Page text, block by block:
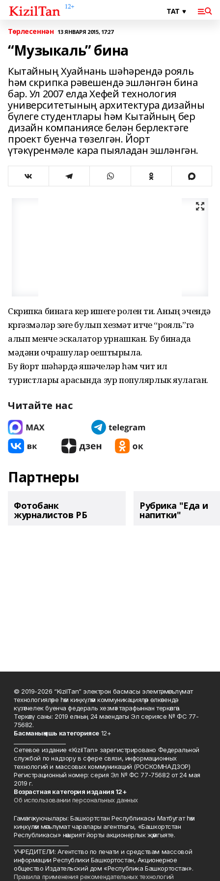
Төрлесеннән 13 ЯНВАРЯ 2015, 17:27
“Музыкаль” бина
Кытайның Хуайнань шәһәрендә рояль
һәм скрипка рәвешендә эшләнгән бина
бар. Ул 2007 елда Хефей технология
универ­си­тетының архитектура дизайны
бүлеге студентлары һәм Кытайның бер
дизайн компаниясе белән берлектәге
проект буенча төзелгән. Йорт
үтәкүренмәле кара пыяладан эшләнгән.
Скрипка бинага керү ишеге ролен үти. Аның эчендә
күргәзмәләр үзәге булып хезмәт итүче “рояль”гә
алып менүче эскалатор урнашкан. Бу бинада
мәдәни очрашулар оештырыла.
Бу йорт шәһәрдә яшәүчеләр һәм чит ил
туристлары арасында зур популярлык яулаган.
Читайте нас
Партнеры
Фотобанк
журналистов РБ
Рубрика "Еда и
напитки"
© 2019-2026 “KizilTan” электрон басмасы элемтә, мәгълүмат
технологияләре һәм киңкүләм коммуникацияләр өлкәсендә
күзәтчелек буенча федераль хезмәт тарафыннан теркәлгән.
Теркәлү саны: 2019 елның 24 маендагы Эл сериясе № ФС 77-
75682.
Басманың яшь категориясе12+
Сетевое издание «KizilTan» зарегистрировано Федеральной
службой по надзору в сфере связи, информационных
технологий и массовых коммуникаций (РОСКОМНАДЗОР)
Регистрационный номер: серия Эл № ФС 77-75682 от 24 мая
2019 г.
Возрастная категория издания 12+
Об использовании персональных данных
Гамәлгә куючылары: Башкортстан Республикасы Матбугат һәм
киңкүләм мәгълүмат чаралары агентлыгы, «Башкортстан
Республикасы» нәшрият йорты акционерлык җәмгыяте.
УЧРЕДИТЕЛИ: Агентство по печати и средствам массовой
информации Республики Башкортостан, Акционерное
общество Издательский дом «Республика Башкортостан».
Правила применения рекомендательных технологий